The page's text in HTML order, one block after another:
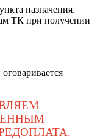
назначения.
ТК при получении